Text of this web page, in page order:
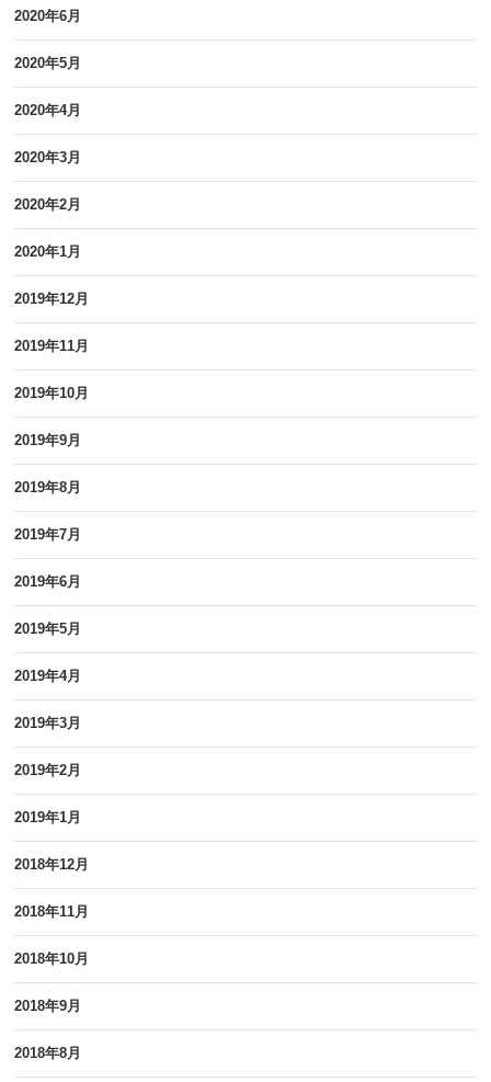
2020年6月
2020年5月
2020年4月
2020年3月
2020年2月
2020年1月
2019年12月
2019年11月
2019年10月
2019年9月
2019年8月
2019年7月
2019年6月
2019年5月
2019年4月
2019年3月
2019年2月
2019年1月
2018年12月
2018年11月
2018年10月
2018年9月
2018年8月